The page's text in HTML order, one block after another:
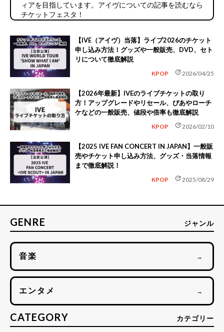
ィアを目指しています。アイヴについての記事を読むなら
チケットフェスタ！
【IVE（アイヴ）当落】ライブ2026のチケット
申し込み方法！グッズや一般販売、DVD、セト
リについて徹底解説
KPOP update2026/04/25
【2026年最新】IVEのライブチケットの取り
方！アップグレードやリセール、ぴあやローチ
ケなどの一般販売、値段や倍率も徹底解説
KPOP update2026/02/10
【2025 IVE FAN CONCERT IN JAPAN】一般販
売やチケット申し込み方法、グッズ・当落情報
まで徹底解説！
KPOP update2025/08/29
GENRE ジャンル
音楽 →
エンタメ →
CATEGORY カテゴリー